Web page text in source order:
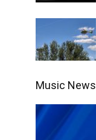
Music News